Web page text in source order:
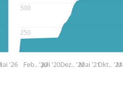
'26
250
500
Feb.. '20Juli '20Dez.. '20Mai '21Okt.. '21